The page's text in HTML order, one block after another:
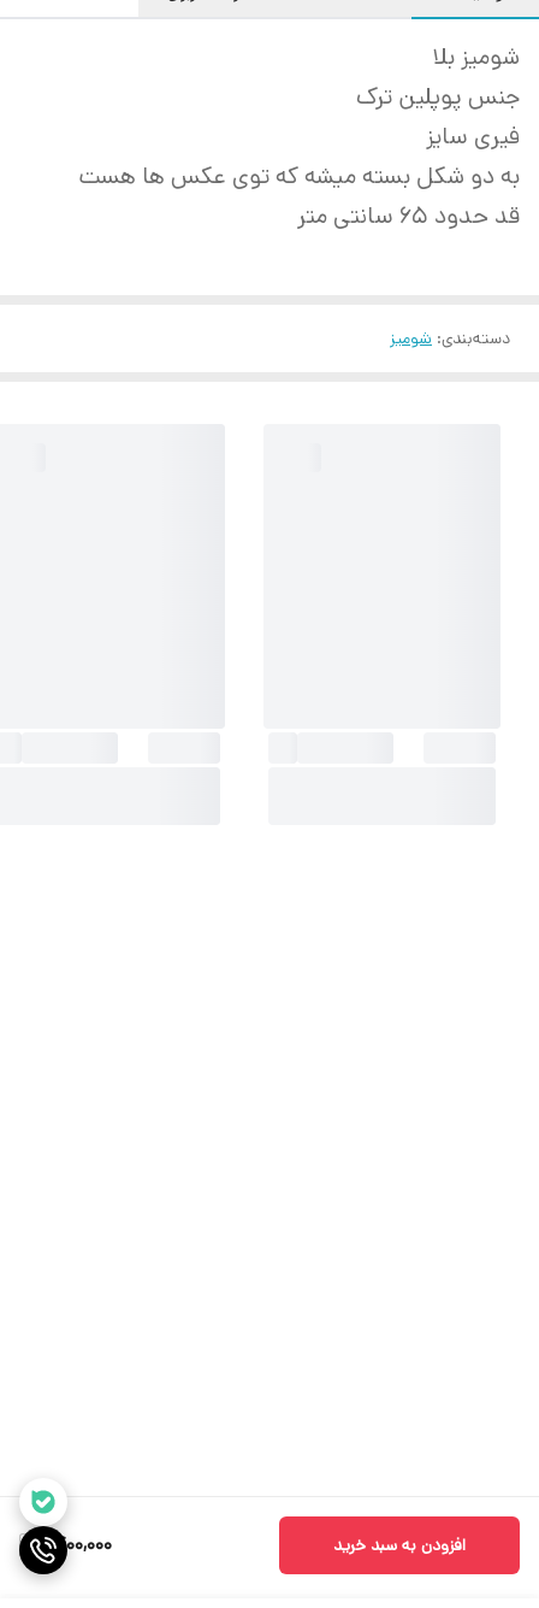
1,400,000 افزودن به سبد خرید
شومیز بلا
جنس پوپلین ترک
فیری سایز
به دو شکل بسته میشه که توی عکس ها هست
قد حدود ۶۵ سانتی متر
دسته‌بندی: شومیز